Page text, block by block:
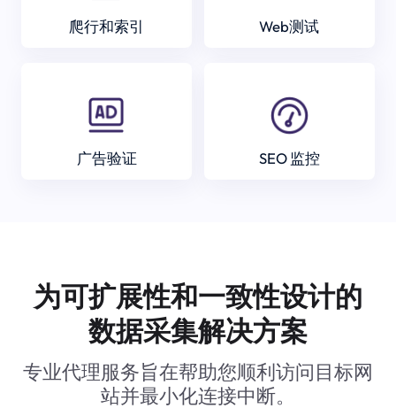
爬行和索引 Web测试
广告验证 SEO 监控
为可扩展性和一致性设计的
数据采集解决方案
专业代理服务旨在帮助您顺利访问目标网
站并最小化连接中断。